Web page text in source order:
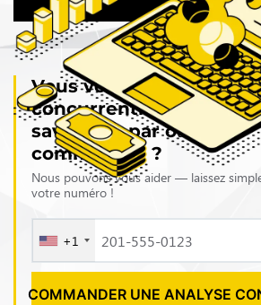
Vous voulez une
concurrentielle mais ne
savez pas par où
commencer ?
Nous pouvons vous aider — laissez
votre numéro !
+1
COMMANDER UNE ANALYSE